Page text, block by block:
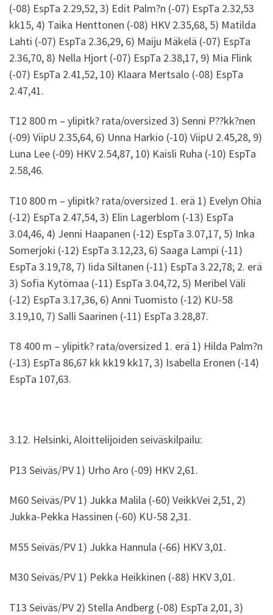
(-08) EspTa 2.29,52, 3) Edit Palm?n (-07) EspTa 2.32,53
kk15, 4) Taika Henttonen (-08) HKV 2.35,68, 5) Matilda
Lahti (-07) EspTa 2.36,29, 6) Maiju Mäkelä (-07) EspTa
2.36,70, 8) Nella Hjort (-07) EspTa 2.38,17, 9) Mia Flink
(-07) EspTa 2.41,52, 10) Klaara Mertsalo (-08) EspTa
2.47,41.
T12 800 m – ylipitk? rata/oversized 3) Senni P??kk?nen
(-09) ViipU 2.35,64, 6) Unna Harkio (-10) ViipU 2.45,28, 9)
Luna Lee (-09) HKV 2.54,87, 10) Kaisli Ruha (-10) EspTa
2.58,46.
T10 800 m – ylipitk? rata/oversized 1. erä 1) Evelyn Ohia
(-12) EspTa 2.47,54, 3) Elin Lagerblom (-13) EspTa
3.04,46, 4) Jenni Haapanen (-12) EspTa 3.07,17, 5) Inka
Somerjoki (-12) EspTa 3.12,23, 6) Saaga Lampi (-11)
EspTa 3.19,78, 7) Iida Siltanen (-11) EspTa 3.22,78; 2. erä
3) Sofia Kytömaa (-11) EspTa 3.04,72, 5) Meribel Väli
(-12) EspTa 3.17,36, 6) Anni Tuomisto (-12) KU-58
3.19,10, 7) Salli Saarinen (-11) EspTa 3.28,87.
T8 400 m – ylipitk? rata/oversized 1. erä 1) Hilda Palm?n
(-13) EspTa 86,67 kk kk19 kk17, 3) Isabella Eronen (-14)
EspTa 107,63.
3.12. Helsinki, Aloittelijoiden seiväskilpailu:
P13 Seiväs/PV 1) Urho Aro (-09) HKV 2,61.
M60 Seiväs/PV 1) Jukka Malila (-60) VeikkVei 2,51, 2)
Jukka-Pekka Hassinen (-60) KU-58 2,31.
M55 Seiväs/PV 1) Jukka Hannula (-66) HKV 3,01.
M30 Seiväs/PV 1) Pekka Heikkinen (-88) HKV 3,01.
T13 Seiväs/PV 2) Stella Andberg (-08) EspTa 2,01, 3)